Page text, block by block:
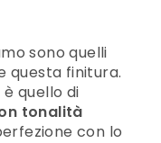
sono quelli
questa finitura.
quello di
tonalità
con lo